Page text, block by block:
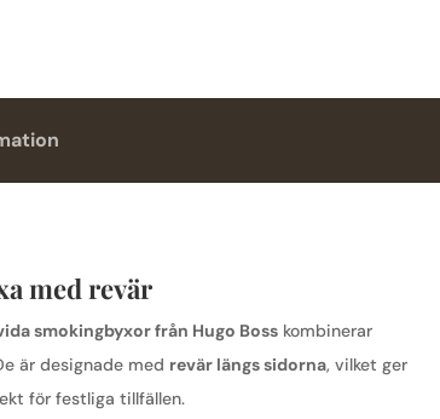
med revär
smokingbyxor från Hugo Boss kombinerar
är designade med revär längs sidorna, vilket ger
för festliga tillfällen.